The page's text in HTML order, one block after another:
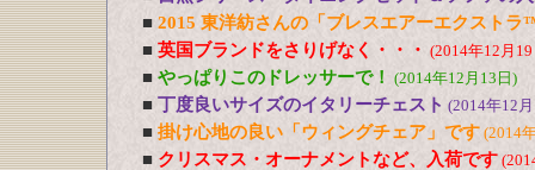
■ 2015 東洋紡さんの「ブレスエアーエクスト
■ 英国ブランドをさりげなく・・・ (2014年12月
■ やっぱりこのドレッサーで！ (2014年12月13日)
■ 丁度良いサイズのイタリーチェスト (2014年12
■ 掛け心地の良い「ウィングチェア」です (2014
■ クリスマス・オーナメントなど、入荷です